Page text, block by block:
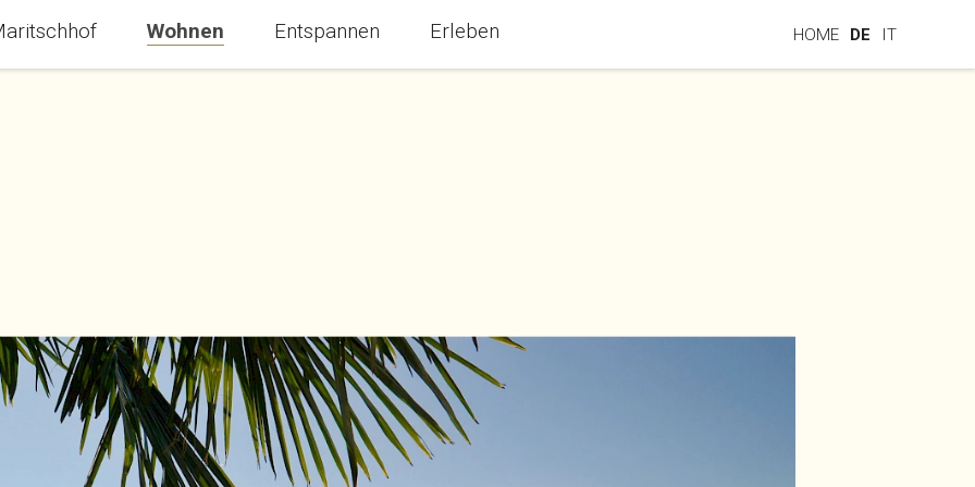
HOME DE IT
Current page:
Wohnen Entspannen Erleben